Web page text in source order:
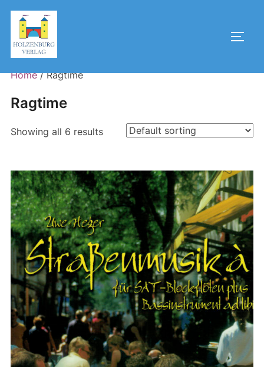
Skip
content
Home/ Ragtime
Ragtime
Showing all 6 results